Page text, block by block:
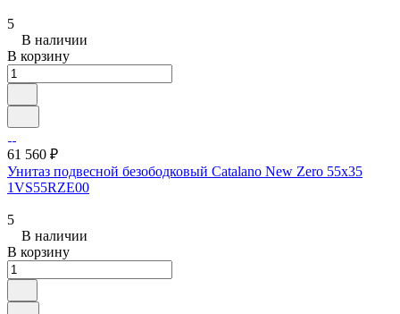
5
В наличии
В корзину
61 560 ₽
Унитаз подвесной безободковый Catalano New Zero 55x35
1VS55RZE00
5
В наличии
В корзину